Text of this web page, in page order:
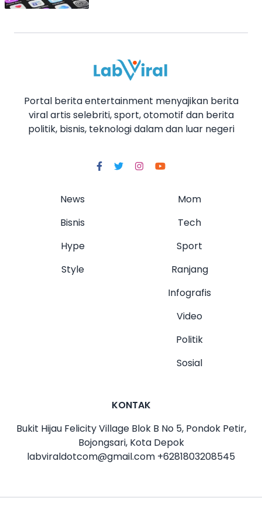
Portal berita entertainment menyajikan berita
viral artis selebriti, sport, otomotif dan berita
politik, bisnis, teknologi dalam dan luar negeri
News
Bisnis
Hype
Style
Mom
Tech
Sport
Ranjang
Infografis
Video
Politik
Sosial
KONTAK
Bukit Hijau Felicity Village Blok B No 5, Pondok Petir,
Bojongsari, Kota Depok
labviraldotcom@gmail.com +6281803208545